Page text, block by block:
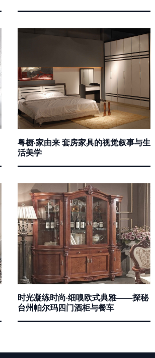
粤橱·家由来 套房家具的视觉叙事与生
活美学
时光凝练时尚·细嗅欧式典雅——探秘
台州帕尔玛四门酒柜与餐车